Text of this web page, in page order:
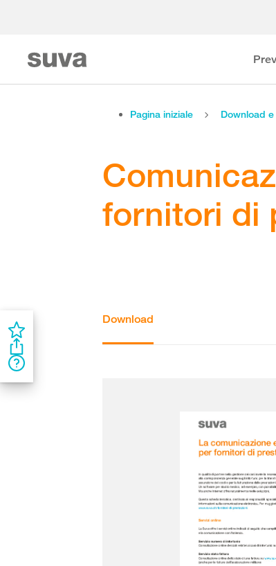
Pagina iniziale Download
fornitori di
Download